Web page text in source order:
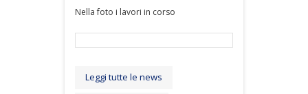
Nella foto i lavori in corso
Leggi tutte le news